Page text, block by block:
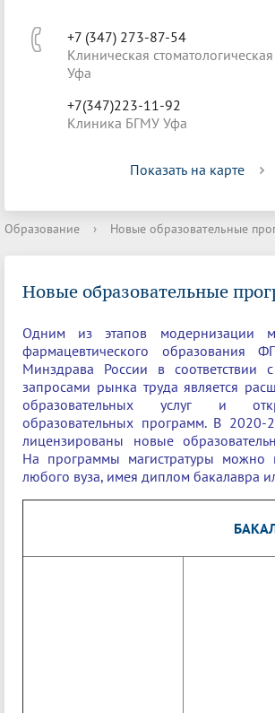
+7 (347) 273-87-54
Клиническая
Уфа
+7(347)223-11-92
Клиника БГМУ Уфа
Показать на карте
Образование › Новые образовательные
Новые образовательные
Одним из этапов модернизации
фармацевтического
Минздрава России в соответствии
запросами рынка труда является
образовательных услуг и
образовательных программ. В
лицензированы новые
На программы магистратуры можно
любого вуза, имея диплом бакалавра